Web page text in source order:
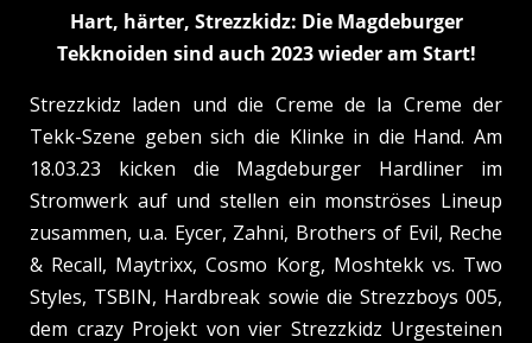
Hart, härter, Strezzkidz: Die Magdeburger
Tekknoiden sind auch 2023 wieder am Start!
Strezzkidz laden und die Creme de la Creme der
Tekk-Szene geben sich die Klinke in die Hand. Am
18.03.23 kicken die Magdeburger Hardliner im
Stromwerk auf und stellen ein monströses Lineup
zusammen, u.a. Eycer, Zahni, Brothers of Evil, Reche
& Recall, Maytrixx, Cosmo Korg, Moshtekk vs. Two
Styles, TSBIN, Hardbreak sowie die Strezzboys 005,
dem crazy Projekt von vier Strezzkidz Urgesteinen